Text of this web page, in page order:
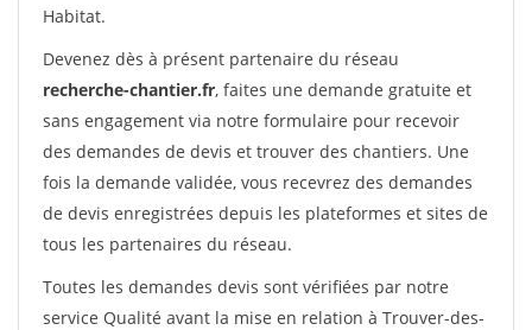
Habitat.
Devenez dès à présent partenaire du réseau
recherche-chantier.fr, faites une demande gratuite et
sans engagement via notre formulaire pour recevoir
des demandes de devis et trouver des chantiers. Une
fois la demande validée, vous recevrez des demandes
de devis enregistrées depuis les plateformes et sites de
tous les partenaires du réseau.
Toutes les demandes devis sont vérifiées par notre
service Qualité avant la mise en relation à Trouver-des-